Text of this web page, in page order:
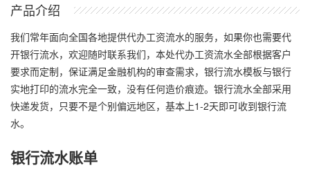
产品介绍
我们常年面向全国各地提供代办工资流水的服务，如果你也需要代
开银行流水，欢迎随时联系我们，本处代办工资流水全部根据客户
要求而定制，保证满足金融机构的审查需求，银行流水模板与银行
实地打印的流水完全一致，没有任何造价痕迹。银行流水全部采用
快递发货，只要不是个别偏远地区，基本上1-2天即可收到银行流
水。
银行流水账单